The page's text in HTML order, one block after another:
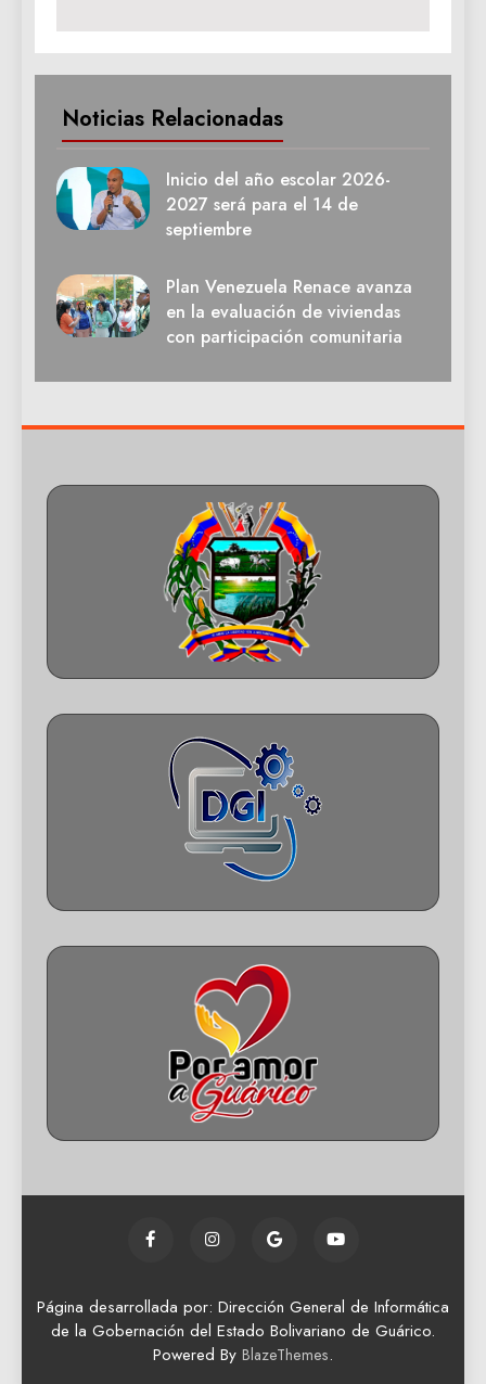
Noticias Relacionadas
Inicio del año escolar 2026-
2027 será para el 14 de
septiembre
Plan Venezuela Renace avanza
en la evaluación de viviendas
con participación comunitaria
Página desarrollada por: Dirección General de Informática
de la Gobernación del Estado Bolivariano de Guárico.
Powered By BlazeThemes.